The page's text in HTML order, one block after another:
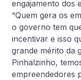
engajamento dos
“Quem gera os
o governo tem
incentivar e isso
grande mérito da
Pinhalzinho,
empreendedores